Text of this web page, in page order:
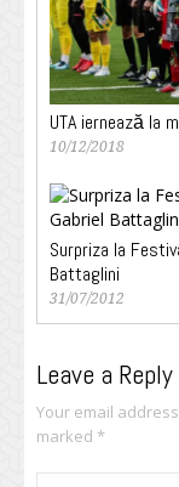
UTA iernează la
10/12/2018
Surpriza la
Battaglini
31/07/2012
Leave a Reply
Your email
marked *